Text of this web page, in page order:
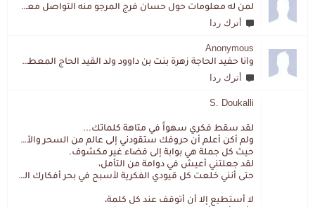
لمن له معلومات حول حسان فرج المرجو منه التواصل معي لقد اختفى تماما و كانت لي به علاقة تواصل خاصة
أترك ردا
Anonymous
وأنا حفيد الحاجة زهرة بنت بن داوود ولد القيد الحاج المعطي المزمزي . ولا نمتلك من إرثه شيئا .
أترك ردا
S. Doukalli
لقد سقط فكري سهواً في متاهة كلماتك...
ولم أكن أعلم أن حروفك ستقودني إلى عالم من السحر والألغاز،
حيث كل جملة هي بوابة إلى فضاء غير مكشوف.
لقد جعلتني أعيش في دوامة من التأمل،
حتى أنني خلعت كل قيودي الفكرية لأسبح في بحر أفكارك العميق.
لا أستطيع إلا أن أتوقف عند كل كلمة،